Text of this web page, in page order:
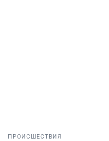
ПРОИСШЕСТВИЯ